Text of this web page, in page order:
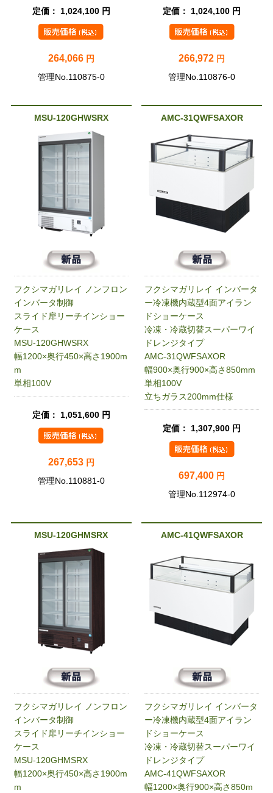
定価： 1,024,100 円
264,066 円
管理No.110875-0
定価： 1,024,100 円
266,972 円
管理No.110876-0
MSU-120GHWSRX
フクシマガリレイ ノンフロン
インバータ制御
スライド扉リーチインショー
ケース
MSU-120GHWSRX
幅1200×奥行450×高さ1900m
m
単相100V
定価： 1,051,600 円
267,653 円
管理No.110881-0
AMC-31QWFSAXOR
フクシマガリレイ インバータ
ー冷凍機内蔵型4面アイラン
ドショーケース
冷凍・冷蔵切替スーパーワイ
ドレンジタイプ
AMC-31QWFSAXOR
幅900×奥行900×高さ850mm
単相100V
立ちガラス200mm仕様
定価： 1,307,900 円
697,400 円
管理No.112974-0
MSU-120GHMSRX
フクシマガリレイ ノンフロン
インバータ制御
スライド扉リーチインショー
ケース
MSU-120GHMSRX
幅1200×奥行450×高さ1900m
m
AMC-41QWFSAXOR
フクシマガリレイ インバータ
ー冷凍機内蔵型4面アイラン
ドショーケース
冷凍・冷蔵切替スーパーワイ
ドレンジタイプ
AMC-41QWFSAXOR
幅1200×奥行900×高さ850m